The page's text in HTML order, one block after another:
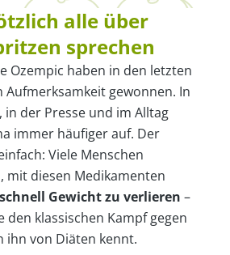
alle über
sprechen
Ozempic haben in den letzten
Aufmerksamkeit gewonnen. In
in der Presse und im Alltag
immer häufiger auf. Der
Viele Menschen
mit diesen Medikamenten
schnell Gewicht zu verlieren –
den klassischen Kampf gegen
ihn von Diäten kennt.